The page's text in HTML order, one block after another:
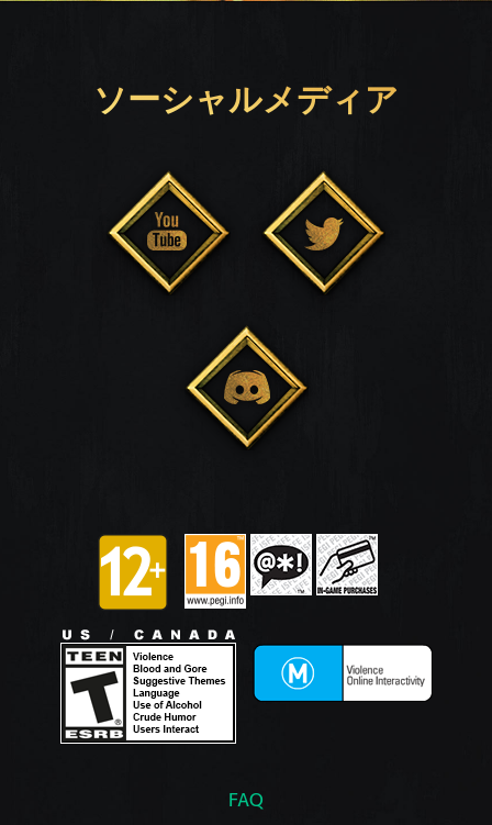
ソーシャルメディア
FAQ